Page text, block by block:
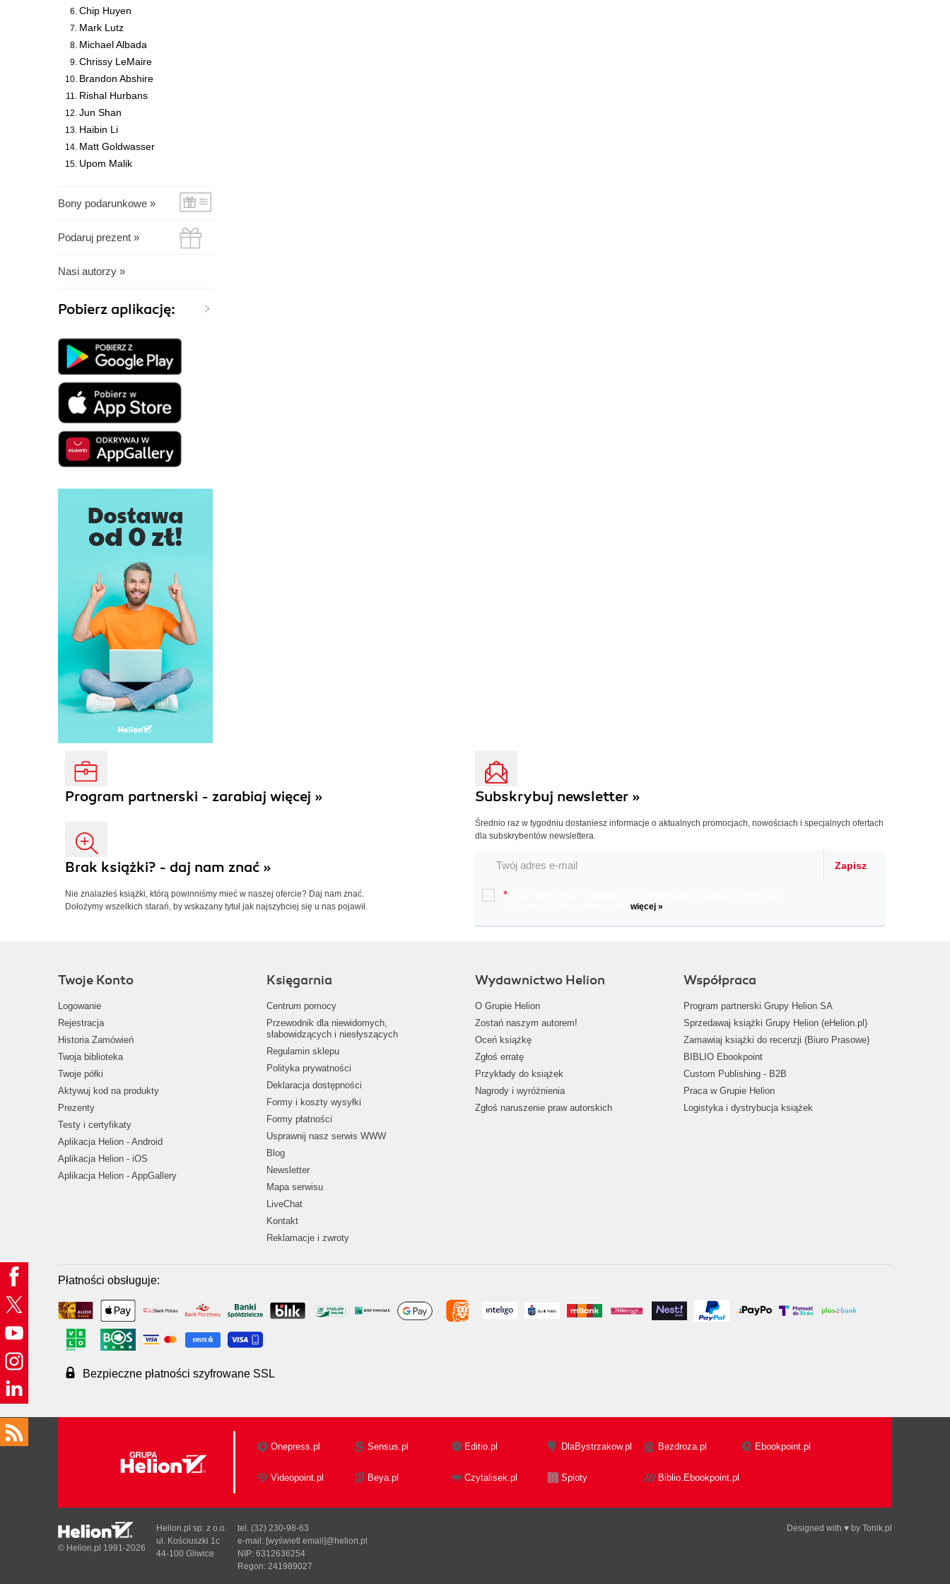
Chip Huyen
Mark Lutz
Michael Albada
Chrissy LeMaire
Brandon Abshire
Rishal Hurbans
Jun Shan
Haibin Li
Matt Goldwasser
Upom Malik
Bony podarunkowe »
Podaruj prezent »
Nasi autorzy »
Pobierz aplikację:
Program partnerski - zarabiaj więcej »
Brak książki? - daj nam znać »
Nie znalazłeś książki, którą powinniśmy mieć w naszej ofercie? Daj nam znać.
Dołożymy wszelkich starań, by wskazany tytuł jak najszybciej się u nas pojawił.
Subskrybuj newsletter »
Średnio raz w tygodniu dostaniesz informacje o aktualnych promocjach, nowościach i specjalnych ofertach
dla subskrybentów newslettera.
Zapisz
*
więcej »
Twoje Konto
Logowanie
Rejestracja
Historia Zamówień
Twoja biblioteka
Twoje półki
Aktywuj kod na produkty
Prezenty
Testy i certyfikaty
Aplikacja Helion - Android
Aplikacja Helion - iOS
Aplikacja Helion - AppGallery
Księgarnia
Centrum pomocy
Przewodnik dla niewidomych,
słabowidzących i niesłyszących
Regulamin sklepu
Polityka prywatności
Deklaracja dostępności
Formy i koszty wysyłki
Formy płatności
Usprawnij nasz serwis WWW
Blog
Newsletter
Mapa serwisu
LiveChat
Kontakt
Reklamacje i zwroty
Wydawnictwo Helion
O Grupie Helion
Zostań naszym autorem!
Oceń książkę
Zgłoś erratę
Przykłady do książek
Nagrody i wyróżnienia
Zgłoś naruszenie praw autorskich
Współpraca
Program partnerski Grupy Helion SA
Sprzedawaj książki Grupy Helion (eHelion.pl)
Zamawiaj książki do recenzji (Biuro Prasowe)
BIBLIO Ebookpoint
Custom Publishing - B2B
Praca w Grupie Helion
Logistyka i dystrybucja książek
Płatności obsługuje:
Bezpieczne płatności szyfrowane SSL
Onepress.pl Sensus.pl Editio.pl DlaBystrzakow.pl Bezdroza.pl Ebookpoint.pl
Videopoint.pl Beya.pl Czytalisek.pl Sploty Biblio.Ebookpoint.pl
Designed with ♥ by Tonik.pl
© Helion.pl 1991-2026
Helion.pl sp. z o.o.
ul. Kościuszki 1c
44-100 Gliwice
tel. (32) 230-98-63
e-mail: [wyświetl email]@helion.pl
NIP: 6312636254
Regon: 241989027